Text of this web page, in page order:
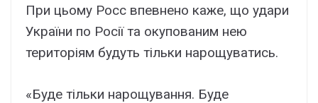
При цьому Росс впевнено каже, що удари
України по Росії та окупованим нею
територіям будуть тільки нарощуватись.
«Буде тільки нарощування. Буде